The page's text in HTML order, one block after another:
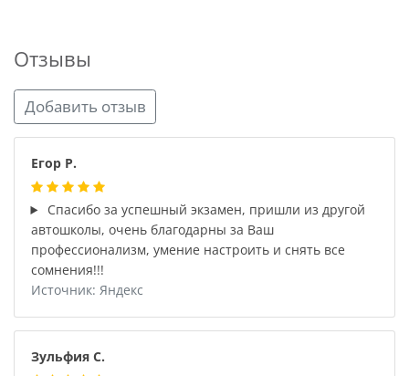
Отзывы
Добавить отзыв
Егор Р.
Спасибо за успешный экзамен, пришли из другой
автошколы, очень благодарны за Ваш
профессионализм, умение настроить и снять все
сомнения!!!
Источник: Яндекс
Зульфия С.